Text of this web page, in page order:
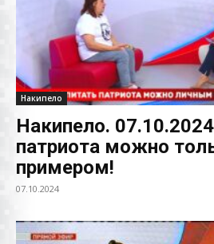
Накипело
Накипело.
патриота можно
примером!
07.10.2024